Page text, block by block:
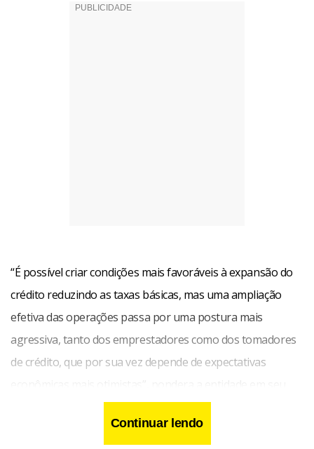
“É possível criar condições mais favoráveis à expansão do
crédito reduzindo as taxas básicas, mas uma ampliação
efetiva das operações passa por uma postura mais
agressiva, tanto dos emprestadores como dos tomadores
de crédito, que por sua vez depende de expectativas
Informativo Semanal Bancário.
Continuar lendo